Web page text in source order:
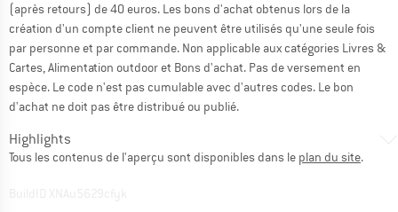
(après retours) de 40 euros. Les bons d'achat obtenus lors de la
création d'un compte client ne peuvent être utilisés qu'une seule fois
par personne et par commande. Non applicable aux catégories Livres &
Cartes, Alimentation outdoor et Bons d'achat. Pas de versement en
espèce. Le code n'est pas cumulable avec d'autres codes. Le bon
d'achat ne doit pas être distribué ou publié.
Highlights
Tous les contenus de l'aperçu sont disponibles dans le plan du site.